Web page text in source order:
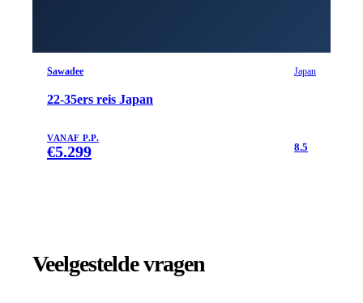
Sawadee Japan
22-35ers reis Japan
VANAF P.P.
€5.299 8.5
Veelgestelde vragen